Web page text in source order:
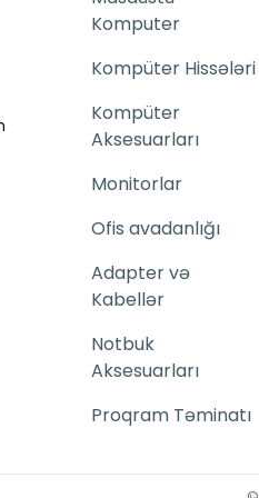
Komputer
Kompüter Hissələri
Kompüter
Aksesuarları
Monitorlar
Ofis avadanlığı
Adapter və
Kabellər
Notbuk
Aksesuarları
Proqram Təminatı